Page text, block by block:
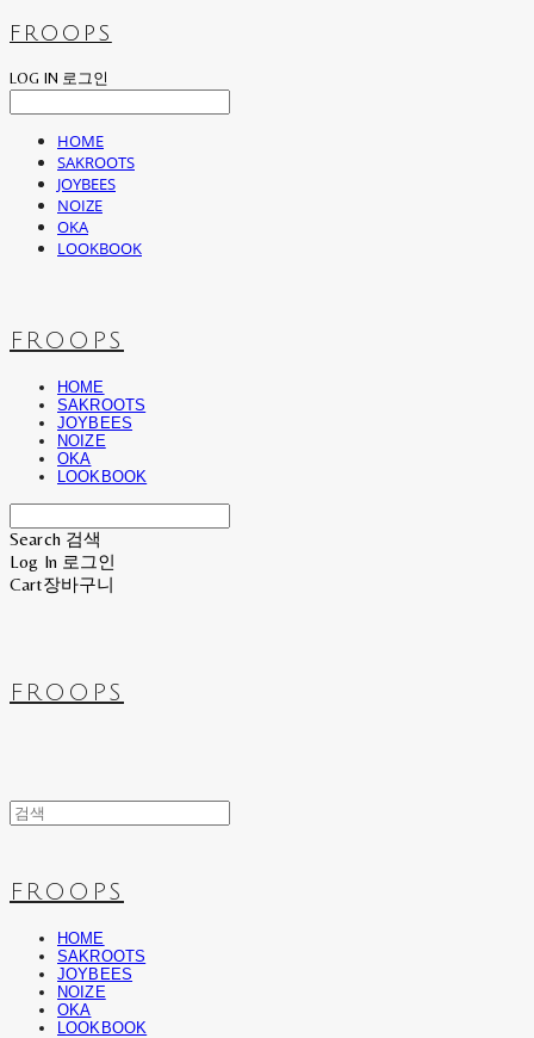
FROOPS
LOG IN 로그인
HOME
SAKROOTS
JOYBEES
NOIZE
OKA
LOOKBOOK
FROOPS
HOME
SAKROOTS
JOYBEES
NOIZE
OKA
LOOKBOOK
Search 검색
Log In 로그인
Cart장바구니
FROOPS
FROOPS
HOME
SAKROOTS
JOYBEES
NOIZE
OKA
LOOKBOOK